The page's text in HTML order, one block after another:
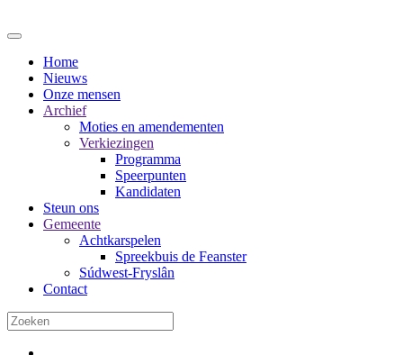
Home
Nieuws
Onze mensen
Archief
Moties en amendementen
Verkiezingen
Programma
Speerpunten
Kandidaten
Steun ons
Gemeente
Achtkarspelen
Spreekbuis de Feanster
Súdwest-Fryslân
Contact